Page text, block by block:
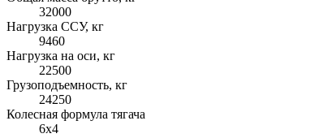
32000
Нагрузка ССУ, кг
9460
Нагрузка на оси, кг
22500
Грузоподъемность, кг
24250
Колесная формула тягача
6x4